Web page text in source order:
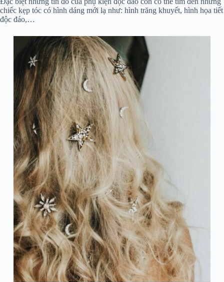
chiếc kẹp tóc có hình dáng mới lạ như: hình trăng khuyết, hình họa tiết
độc đáo,…